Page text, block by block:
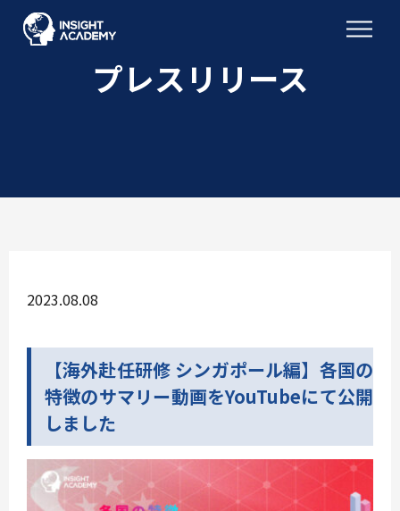
プレスリリース
2023.08.08
【海外赴任研修 シンガポール編】各国の
特徴のサマリー動画をYouTubeにて公開
しました